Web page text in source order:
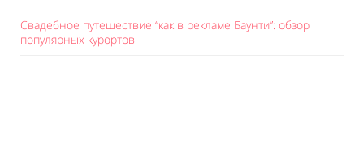
Свадебное путешествие “как в рекламе Баунти”: обзор
популярных курортов